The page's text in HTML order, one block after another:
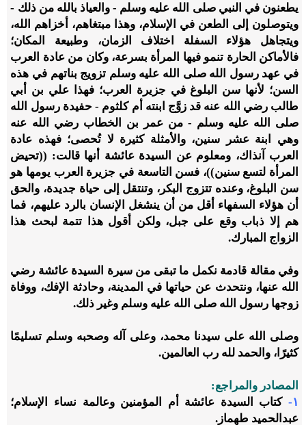
يطعنون في النبي صلى الله عليه وسلم - والعياذ بالله من ذلك -
ويتوصلون إلى الطعن في الإسلام، وهذا مبتغاهم، أخزاهم الله،
ويتجاهل هؤلاء السفلة اختلاف الزمان، وطبيعة المكان؛
فالأماكن الحارة تنمو فيها المرأة بسرعة، وكان من عادة العرب
في عهد رسول الله صلى الله عليه وسلم تزويج بناتهم في هذه
السن؛ لأنها سن البلوغ في جزيرة العرب؛ فهذا علي بن أبي
طالب رضي الله عنه قد زوَّج ابنته أم كلثوم - حفيدة رسول الله
صلى الله عليه وسلم - من عمر بن الخطاب رضي الله عنه
وهي ابنة عشر سنين، والأمثلة كثيرة لا تُحصى؛ فهذه عادة
العرب آنذاك، ومعلوم عن السيدة عائشة أنها قالت: ((تحيض
المرأة لتسع سنين))، فسن التاسعة في جزيرة العرب يومها هو
سن البلوغ، وعنده تتزوج البكر، وتنتقل إلى حياة جديدة، والحق
أن هؤلاء السفهاء أقل من أن ينشغل الإنسان بالرد عليهم، فما
هم إلا ذباب وقع على جبل، ولكن أقول هذا تتمة لبحث هذا
الزواج المبارك.
وفي مقالة قادمة نكمل ما تبقى من سيرة السيدة عائشة رضي
الله عنها، ونتحدث عن حياتها في المدينة، وحادثة الإفك، ووفاة
زوجها رسول الله صلى الله عليه وسلم وغير ذلك.
وصلى الله على سيدنا محمد، وعلى آله وصحبه وسلم تسليمًا
كثيرًا، والحمد لله رب العالمين.
المصادر والمراجع:
١-
كتاب السيدة عائشة أم المؤمنين وعالمة نساء الإسلام؛
عبدالحميد طهماز.